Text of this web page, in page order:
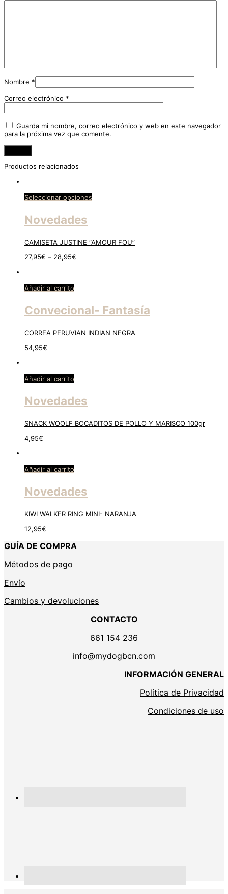
Nombre *
Correo electrónico *
Guarda mi nombre, correo electrónico y web en este navegador
para la próxima vez que comente.
Productos relacionados
Seleccionar opciones
Novedades
CAMISETA JUSTINE “AMOUR FOU”
27,95€ – 28,95€
Añadir al carrito
Convecional- Fantasía
CORREA PERUVIAN INDIAN NEGRA
54,95€
Añadir al carrito
Novedades
SNACK WOOLF BOCADITOS DE POLLO Y MARISCO 100gr
4,95€
Añadir al carrito
Novedades
KIWI WALKER RING MINI- NARANJA
12,95€
GUÍA DE COMPRA
Métodos de pago
Envío
Cambios y devoluciones
CONTACTO
661 154 236
info@mydogbcn.com
INFORMACIÓN GENERAL
Política de Privacidad
Condiciones de uso